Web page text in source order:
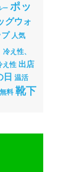
ー ポッ
グウォ
プ 人気
え性、
え性 出店
日 温活
料 靴下